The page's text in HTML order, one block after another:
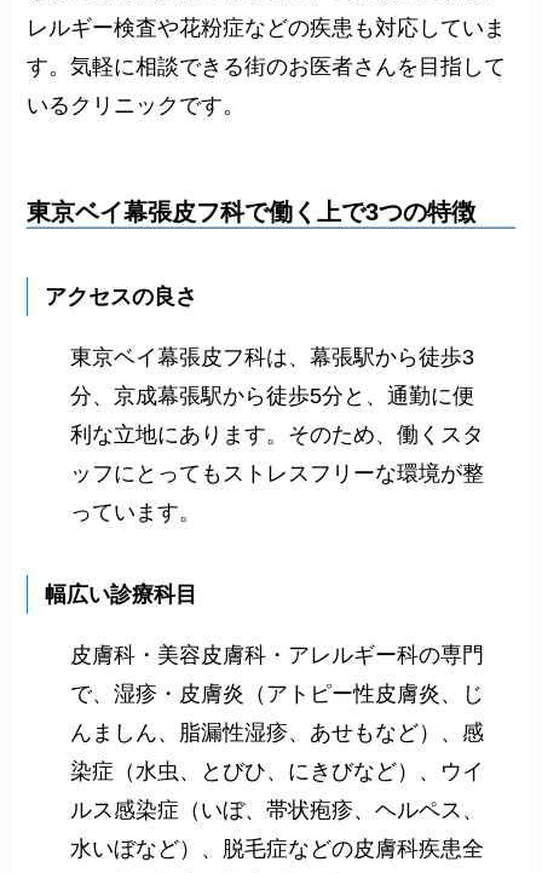
レルギー検査や花粉症などの疾患も対応していま
す。気軽に相談できる街のお医者さんを目指して
いるクリニックです。
東京ベイ幕張皮フ科で働く上で3つの特徴
アクセスの良さ
東京ベイ幕張皮フ科は、幕張駅から徒歩3
分、京成幕張駅から徒歩5分と、通勤に便
利な立地にあります。そのため、働くスタ
ッフにとってもストレスフリーな環境が整
っています。
幅広い診療科目
皮膚科・美容皮膚科・アレルギー科の専門
で、湿疹・皮膚炎（アトピー性皮膚炎、じ
んましん、脂漏性湿疹、あせもなど）、感
染症（水虫、とびひ、にきびなど）、ウイ
ルス感染症（いぼ、帯状疱疹、ヘルペス、
水いぼなど）、脱毛症などの皮膚科疾患全